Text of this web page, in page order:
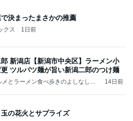
決まったまさかの推薦
クス 1日前
新潟店【新潟市中央区】ラーメン小
ツルパツ麺が旨い新潟二郎のつけ麺
とラーメン食べ歩きのよしなしご
14日前
の花火とサプライズ